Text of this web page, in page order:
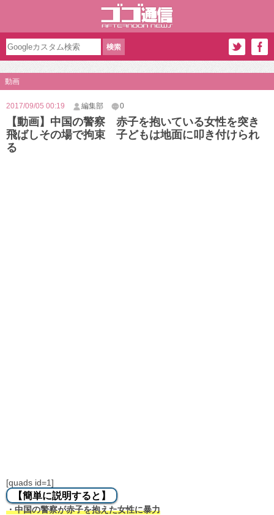
動画
2017/09/05 00:19 編集部 0
【動画】中国の警察 赤子を抱いている女性を突き
飛ばしその場で拘束 子どもは地面に叩き付けられ
る
[quads id=1]
【簡単に説明すると】
・中国の警察が赤子を抱えた女性に暴力